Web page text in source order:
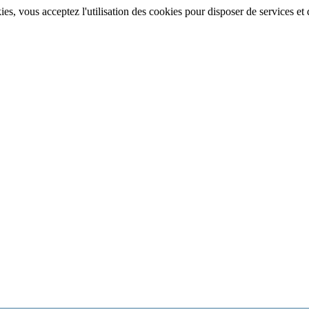
vous acceptez l'utilisation des cookies pour disposer de services